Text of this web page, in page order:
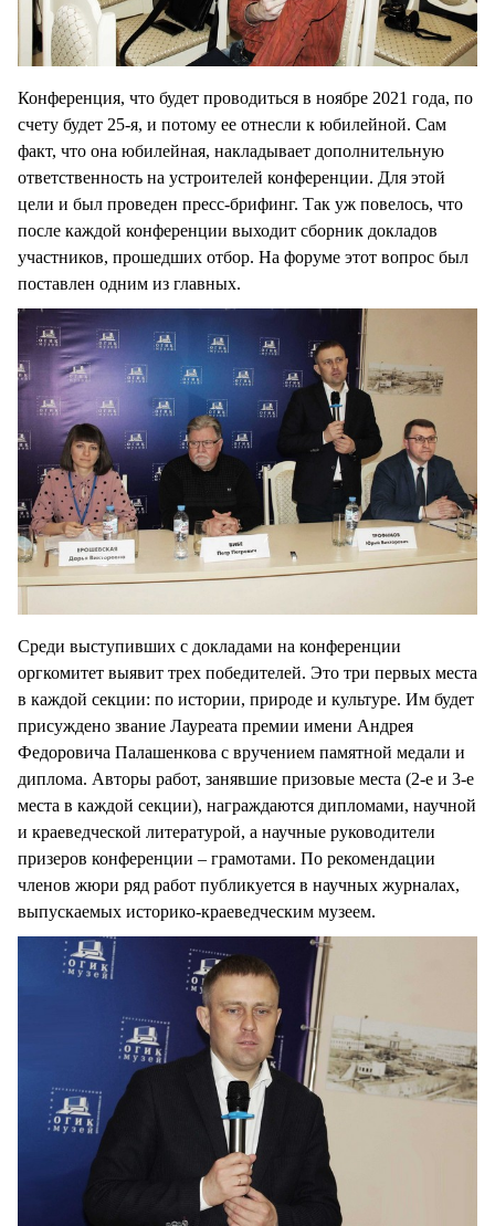
Конференция, что будет проводиться в ноябре 2021 года, по
счету будет 25-я, и потому ее отнесли к юбилейной. Сам
факт, что она юбилейная, накладывает дополнительную
ответственность на устроителей конференции. Для этой
цели и был проведен пресс-брифинг. Так уж повелось, что
после каждой конференции выходит сборник докладов
участников, прошедших отбор. На форуме этот вопрос был
поставлен одним из главных.
Среди выступивших с докладами на конференции
оргкомитет выявит трех победителей. Это три первых места
в каждой секции: по истории, природе и культуре. Им будет
присуждено звание Лауреата премии имени Андрея
Федоровича Палашенкова с вручением памятной медали и
диплома. Авторы работ, занявшие призовые места (2-е и 3-е
места в каждой секции), награждаются дипломами, научной
и краеведческой литературой, а научные руководители
призеров конференции – грамотами. По рекомендации
членов жюри ряд работ публикуется в научных журналах,
выпускаемых историко-краеведческим музеем.